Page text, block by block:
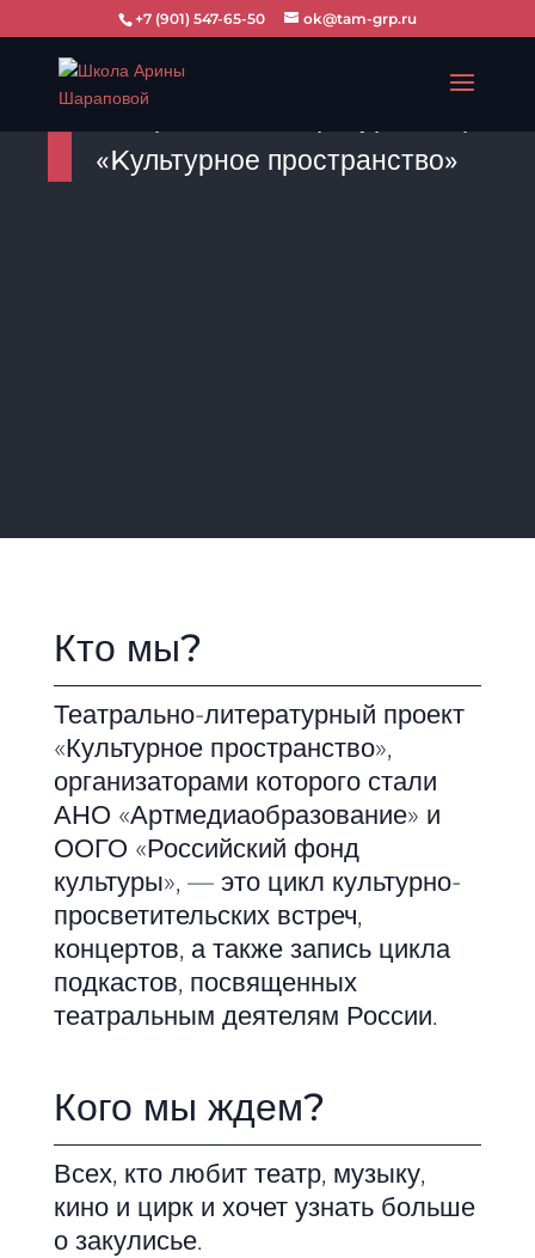
+7 (901) 547-65-50 ok@tam-grp.ru
«Kультурное пространство»
Кто мы?
Театрально-литературный проект
«Культурное пространство»,
организаторами которого стали
АНО «Артмедиаобразование» и
ООГО «Российский фонд
культуры», — это цикл культурно-
просветительских встреч,
концертов, а также запись цикла
подкастов, посвященных
театральным деятелям России.
Кого мы ждем?
Всех, кто любит театр, музыку,
кино и цирк и хочет узнать больше
о закулисье.